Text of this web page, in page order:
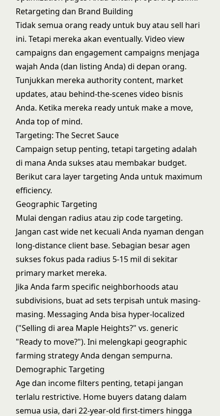
Retargeting dan Brand Building
Tidak semua orang ready untuk buy atau sell hari
ini. Tetapi mereka akan eventually. Video view
campaigns dan engagement campaigns menjaga
wajah Anda (dan listing Anda) di depan orang.
Tunjukkan mereka authority content, market
updates, atau behind-the-scenes video bisnis
Anda. Ketika mereka ready untuk make a move,
Anda top of mind.
Targeting: The Secret Sauce
Campaign setup penting, tetapi targeting adalah
di mana Anda sukses atau membakar budget.
Berikut cara layer targeting Anda untuk maximum
efficiency.
Geographic Targeting
Mulai dengan radius atau zip code targeting.
Jangan cast wide net kecuali Anda nyaman dengan
long-distance client base. Sebagian besar agen
sukses fokus pada radius 5-15 mil di sekitar
primary market mereka.
Jika Anda farm specific neighborhoods atau
subdivisions, buat ad sets terpisah untuk masing-
masing. Messaging Anda bisa hyper-localized
("Selling di area Maple Heights?" vs. generic
"Ready to move?"). Ini melengkapi geographic
farming strategyAnda dengan sempurna.
Demographic Targeting
Age dan income filters penting, tetapi jangan
terlalu restrictive. Home buyers datang dalam
semua usia, dari 22-year-old first-timers hingga